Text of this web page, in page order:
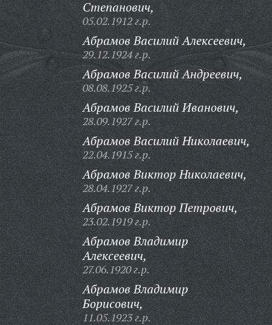
Степанович,
05.02.1912 г.р.
Абрамов Василий Алексеевич,
29.12.1924 г.р.
Абрамов Василий Андреевич,
08.08.1925 г.р.
Абрамов Василий Иванович,
28.09.1927 г.р.
Абрамов Василий Николаевич,
22.04.1915 г.р.
Абрамов Виктор Николаевич,
28.04.1927 г.р.
Абрамов Виктор Петрович,
23.02.1919 г.р.
Абрамов Владимир
Алексеевич,
27.06.1920 г.р.
Абрамов Владимир
Борисович,
11.05.1923 г.р.